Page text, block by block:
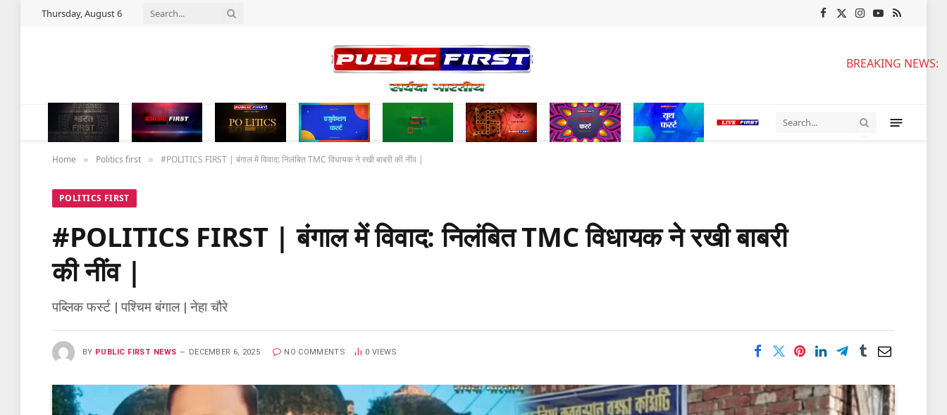
Thursday, August 6 Facebook
X
Instagram
YouTube
RSS
BREAKING NEWS:
Home » Politics first » #POLITICS FIRST | बंगाल में विवाद: निलंबित TMC विधायक ने रखी बाबरी की नींव |
POLITICS FIRST
#POLITICS FIRST | बंगाल में विवाद: निलंबित TMC विधायक ने रखी बाबरी
की नींव |
पब्लिक फर्स्ट | पश्चिम बंगाल | नेहा चौरे
BY PUBLIC FIRST NEWS DECEMBER 6, 2025 NO COMMENTS 0VIEWS